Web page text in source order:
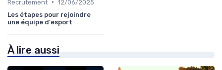
Recrutement • 12/06/2025
Les étapes pour rejoindre
une équipe d'esport
À lire aussi